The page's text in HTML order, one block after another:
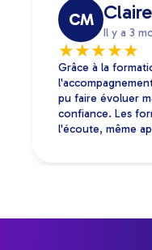
CM
Il y a 3
★★★★★
Grâce à la
pu faire évoluer
confiance. Les
l'écoute, même